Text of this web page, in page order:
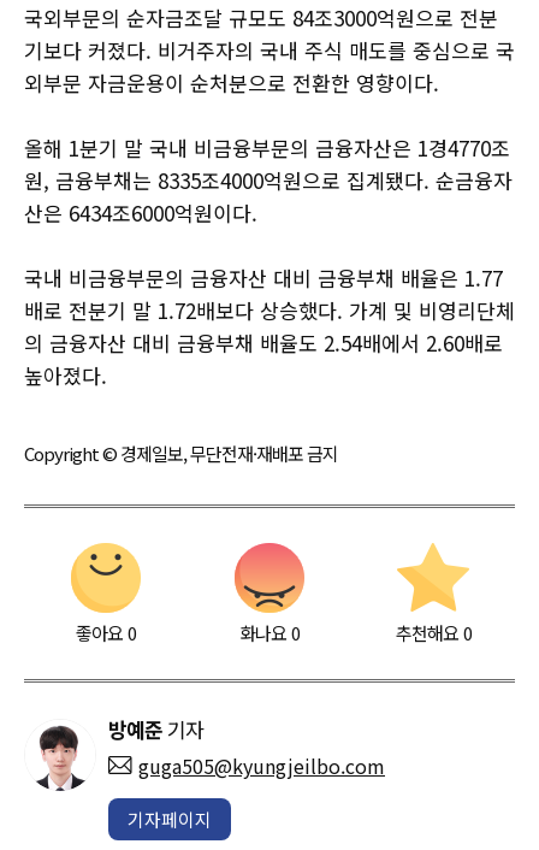
국외부문의 순자금조달 규모도 84조3000억원으로 전분
기보다 커졌다. 비거주자의 국내 주식 매도를 중심으로 국
외부문 자금운용이 순처분으로 전환한 영향이다.
올해 1분기 말 국내 비금융부문의 금융자산은 1경4770조
원, 금융부채는 8335조4000억원으로 집계됐다. 순금융자
산은 6434조6000억원이다.
국내 비금융부문의 금융자산 대비 금융부채 배율은 1.77
배로 전분기 말 1.72배보다 상승했다. 가계 및 비영리단체
의 금융자산 대비 금융부채 배율도 2.54배에서 2.60배로
높아졌다.
Copyright © 경제일보, 무단전재·재배포 금지
좋아요0 화나요0 추천해요 0
방예준 기자
guga505@kyungjeilbo.com
기자페이지